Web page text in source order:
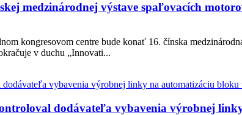
medzinárodnej výstave spaľovacích
kongresovom centre bude konať 16. čínska
v duchu „Innovati...
dodávateľa vybavenia výrobnej